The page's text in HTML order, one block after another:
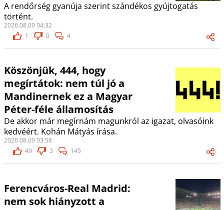
A rendőrség gyanúja szerint szándékos gyújtogatás
történt.
2026.08.09 04:32
1
0 4
Köszönjük, 444, hogy
megírtátok: nem túl jó a
Mandinernek ez a Magyar
Péter-féle államosítás
De akkor már megírnám magunkról az igazat, olvasóink
kedvéért. Kohán Mátyás írása.
2026.08.09 03:58
49
3 145
Ferencváros-Real Madrid:
nem sok hiányzott a